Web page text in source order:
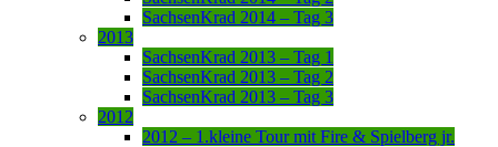
SachsenKrad 2014 – Tag 3
2013
SachsenKrad 2013 – Tag 1
SachsenKrad 2013 – Tag 2
SachsenKrad 2013 – Tag 3
2012
2012 – 1.kleine Tour mit Fire & Spielberg jr.